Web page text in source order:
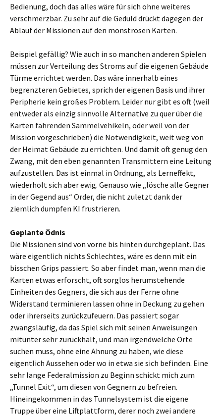
Bedienung, doch das alles wäre für sich ohne weiteres
verschmerzbar. Zu sehr auf die Geduld drückt dagegen der
Ablauf der Missionen auf den monströsen Karten.
Beispiel gefällig? Wie auch in so manchen anderen Spielen
müssen zur Verteilung des Stroms auf die eigenen Gebäude
Türme errichtet werden. Das wäre innerhalb eines
begrenzteren Gebietes, sprich der eigenen Basis und ihrer
Peripherie kein großes Problem. Leider nur gibt es oft (weil
entweder als einzig sinnvolle Alternative zu quer über die
Karten fahrenden Sammelvehikeln, oder weil von der
Mission vorgeschrieben) die Notwendigkeit, weit weg von
der Heimat Gebäude zu errichten. Und damit oft genug den
Zwang, mit den eben genannten Transmittern eine Leitung
aufzustellen. Das ist einmal in Ordnung, als Lerneffekt,
wiederholt sich aber ewig. Genauso wie „lösche alle Gegner
in der Gegend aus“ Order, die nicht zuletzt dank der
ziemlich dumpfen KI frustrieren.
Geplante Ödnis
Die Missionen sind von vorne bis hinten durchgeplant. Das
wäre eigentlich nichts Schlechtes, wäre es denn mit ein
bisschen Grips passiert. So aber findet man, wenn man die
Karten etwas erforscht, oft sorglos herumstehende
Einheiten des Gegners, die sich aus der Ferne ohne
Widerstand terminieren lassen ohne in Deckung zu gehen
oder ihrerseits zurückzufeuern. Das passiert sogar
zwangsläufig, da das Spiel sich mit seinen Anweisungen
mitunter sehr zurückhalt, und man irgendwelche Orte
suchen muss, ohne eine Ahnung zu haben, wie diese
eigentlich Aussehen oder wo in etwa sie sich befinden. Eine
sehr lange Federalmission zu Beginn schickt mich zum
„Tunnel Exit“, um diesen von Gegnern zu befreien.
Hineingekommen in das Tunnelsystem ist die eigene
Truppe über eine Liftplattform, derer noch zwei andere